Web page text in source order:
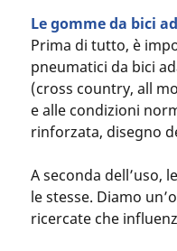
Le gomme da bici
Prima di tutto, è
pneumatici da bici
(cross country, all
e alle condizioni
rinforzata, disegno
A seconda dell’uso,
le stesse. Diamo
ricercate che